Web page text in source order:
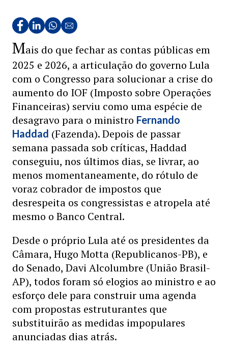
Mais do que fechar as contas públicas em
2025 e 2026, a articulação do governo Lula
com o Congresso para solucionar a crise do
aumento do IOF (Imposto sobre Operações
Financeiras) serviu como uma espécie de
desagravo para o ministro Fernando
Haddad (Fazenda). Depois de passar
semana passada sob críticas, Haddad
conseguiu, nos últimos dias, se livrar, ao
menos momentaneamente, do rótulo de
voraz cobrador de impostos que
desrespeita os congressistas e atropela até
mesmo o Banco Central.
Desde o próprio Lula até os presidentes da
Câmara, Hugo Motta (Republicanos-PB), e
do Senado, Davi Alcolumbre (União Brasil-
AP), todos foram só elogios ao ministro e ao
esforço dele para construir uma agenda
com propostas estruturantes que
substituirão as medidas impopulares
anunciadas dias atrás.